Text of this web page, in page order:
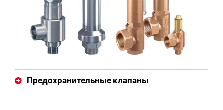
Предохранительные клапаны